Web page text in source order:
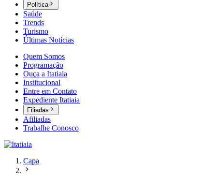
Política
Saúde
Trends
Turismo
Últimas Notícias
Quem Somos
Programação
Ouça a Itatiaia
Institucional
Entre em Contato
Expediente Itatiaia
Filiadas
Afiliadas
Trabalhe Conosco
Capa